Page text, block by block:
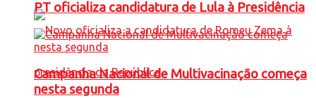
PT oficializa candidatura de Lula à Presidência
Campanha Nacional de Multivacinação começa
nesta segunda